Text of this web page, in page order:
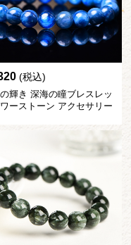
(税込)
輝き 深海の瞳ブレスレッ
ワーストーン アクセサリー